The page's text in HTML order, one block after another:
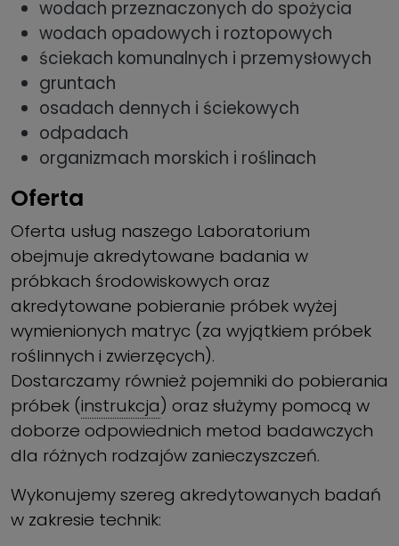
wodach przeznaczonych do spożycia
wodach opadowych i roztopowych
ściekach komunalnych i przemysłowych
gruntach
osadach dennych i ściekowych
odpadach
organizmach morskich i roślinach
Oferta
Oferta usług naszego Laboratorium
obejmuje akredytowane badania w
próbkach środowiskowych oraz
akredytowane pobieranie próbek wyżej
wymienionych matryc (za wyjątkiem próbek
roślinnych i zwierzęcych).
Dostarczamy również pojemniki do pobierania
próbek (instrukcja) oraz służymy pomocą w
doborze odpowiednich metod badawczych
dla różnych rodzajów zanieczyszczeń.
Wykonujemy szereg akredytowanych badań
w zakresie technik: